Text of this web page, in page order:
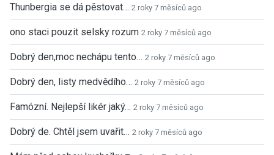
Thunbergia se dá pěstovat… 2 roky 7 měsíců ago
ono staci pouzit selsky rozum 2 roky 7 měsíců ago
Dobrý den,moc nechápu tento… 2 roky 7 měsíců ago
Dobrý den, listy medvědího… 2 roky 7 měsíců ago
Famózní. Nejlepší likér jaký… 2 roky 7 měsíců ago
Dobrý de. Chtěl jsem uvařit… 2 roky 7 měsíců ago